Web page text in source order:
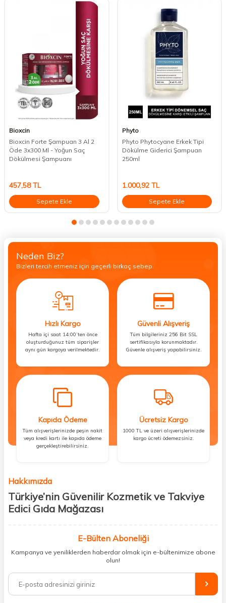
Bioxcin
Bioxcin Forte Şampuan 3 Al 2
Öde 3x300 Ml - Yoğun Saç
Dökülmesi Şampuanı
457,58TL
Sepete Ekle
Phyto
Phyto Phytocyane Erkek Tipi
Dökülme Giderici Şampuan
250ml
1.000,92TL
Sepete Ekle
Neden Biz?
Bizleri tercih etmeniz için geçerli birkaç sebep.
Hızlı Kargo
Hafta içi saat 14:00’ten önce
oluşturduğunuz tüm siparişler
aynı gün kargoya verilmektedir.
Güvenli Alışveriş
Tüm bilgileriniz 256 Bit SSL
sertifikasıyla korunmaktadır.
Güvenle alışveriş yapabilirsiniz.
Kapıda Ödeme
Tüm alışverişlerinizde peşin nakit
veya kredi kartı ile kapıda ödeme
gerçekleştirebilirsiniz.
Ücretsiz Kargo
1000 TL ve üzeri alışverişlerinizde
kargo ücreti ödemezsiniz.
Hakkımızda
Türkiye’nin Güvenilir Kozmetik ve Takviye
Edici Gıda Mağazası
kişisel bakım hem de takviye edici gıda ürünlerini sizlerle
buluşturuyoruz. Artık mağaza mağaza dolaşmanıza gerek yok;
ihtiyacınız olan her şeyi tek bir çatı altında topluyor ve kapınıza kadar
%100 orijinal kozmetik ve sağlık ürünleriyle güzelliğinizi tamamlayabilir,
vücudunuzu desteklemek için güvenilir takviye edici gıdalara
E-Bülten Aboneliği
Kampanya ve yeniliklerden haberdar olmak için e-bültenimize abone
olun!